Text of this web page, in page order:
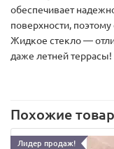
обеспечивает
поверхности,
Жидкое стекло —
даже летней террасы!
Похожие
Лидер продаж!